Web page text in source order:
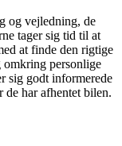
og vejledning, de
tager sig tid til at
at finde den rigtige
omkring personlige
sig godt informerede
har afhentet bilen.